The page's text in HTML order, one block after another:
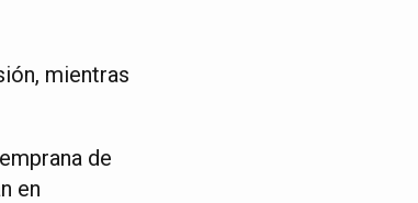
mientras
de
en